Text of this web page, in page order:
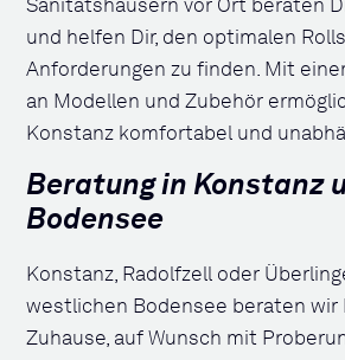
Sanitätshäusern vor Ort beraten
und helfen Dir, den optimalen
Anforderungen zu finden. Mit
an Modellen und Zubehör
Konstanz komfortabel und
Beratung in Konstanz
Bodensee
Konstanz, Radolfzell oder
westlichen Bodensee beraten wir
Zuhause, auf Wunsch mit